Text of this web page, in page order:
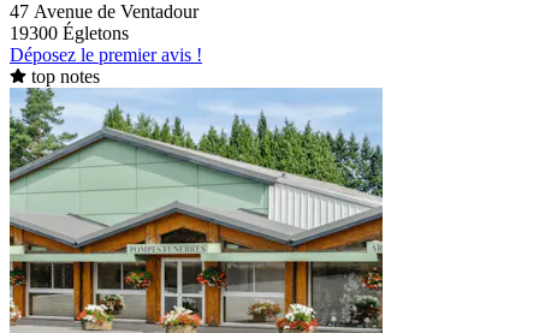
47 Avenue de Ventadour
19300 Égletons
Déposez le premier avis !
top notes